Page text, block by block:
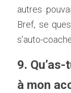
autres
Bref, se
s’auto-
9.
à mon